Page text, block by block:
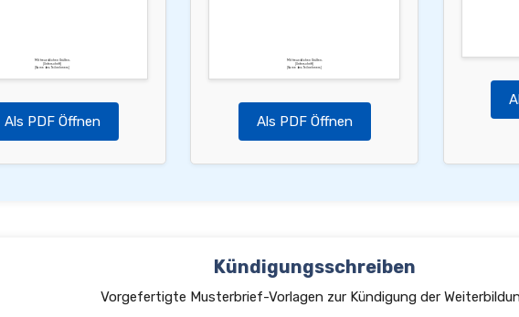
Mit freundlichen Grüßen,
[Unterschrift]
[Name des Teilnehmers]
Als PDF Öffnen
Mit freundlichen Grüßen,
[Unterschrift]
[Name des Teilnehmers]
Als PDF Öffnen
Kündigungsschreiben
Vorgefertigte Musterbrief-Vorlagen zur Kündigung der